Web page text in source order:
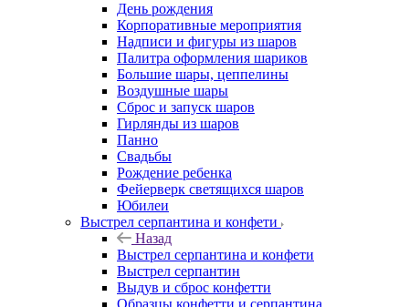
День рождения
Корпоративные мероприятия
Надписи и фигуры из шаров
Палитра оформления шариков
Большие шары, цеппелины
Воздушные шары
Сброс и запуск шаров
Гирлянды из шаров
Панно
Свадьбы
Рождение ребенка
Фейерверк светящихся шаров
Юбилеи
Выстрел серпантина и конфети
Назад
Выстрел серпантина и конфети
Выстрел серпантин
Выдув и сброс конфетти
Образцы конфетти и серпантина